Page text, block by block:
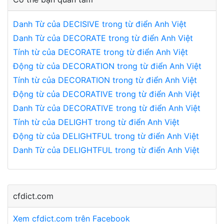
Danh Từ của DECISIVE trong từ điển Anh Việt
Danh Từ của DECORATE trong từ điển Anh Việt
Tính từ của DECORATE trong từ điển Anh Việt
Động từ của DECORATION trong từ điển Anh Việt
Tính từ của DECORATION trong từ điển Anh Việt
Động từ của DECORATIVE trong từ điển Anh Việt
Danh Từ của DECORATIVE trong từ điển Anh Việt
Tính từ của DELIGHT trong từ điển Anh Việt
Động từ của DELIGHTFUL trong từ điển Anh Việt
Danh Từ của DELIGHTFUL trong từ điển Anh Việt
cfdict.com
Xem cfdict.com trên Facebook